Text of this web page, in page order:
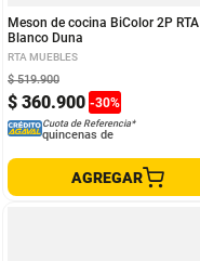
Meson de cocina BiColor 2P RTA
Blanco Duna
RTA MUEBLES
$ 360.900 -30%
$ 519.900
Cuota de Referencia*
quincenas de
AGREGAR